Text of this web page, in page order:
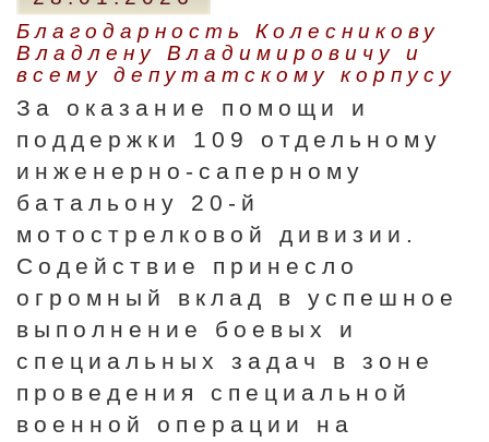
Благодарность Колесникову
Владлену Владимировичу и
всему депутатскому корпусу
За оказание помощи и
поддержки 109 отдельному
инженерно-саперному
батальону 20-й
мотострелковой дивизии.
Содействие принесло
огромный вклад в успешное
выполнение боевых и
специальных задач в зоне
проведения специальной
военной операции на